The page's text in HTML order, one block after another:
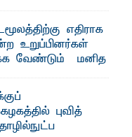
தலைவர் பிரபாகரன்
என்பதால்
எதிராக
உறுப்பினர்கள்
வேண்டும் – மனித
வேண்டுகோள்
இ லங்கை
(NGO)
...
புவித்